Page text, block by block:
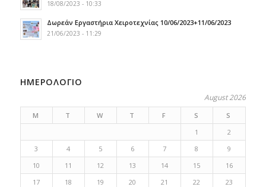
18/08/2023 - 10:33
Δωρεάν Εργαστήρια Χειροτεχνίας 10/06/2023+11/06/2023
21/06/2023 - 11:29
ΗΜΕΡΟΛΟΓΙΟ
August 2026
M T W T F S
S
1
2
3
4 5 6 7 8
9
10
11 12 13 14 15
16
17
18 19 20 21 22
23